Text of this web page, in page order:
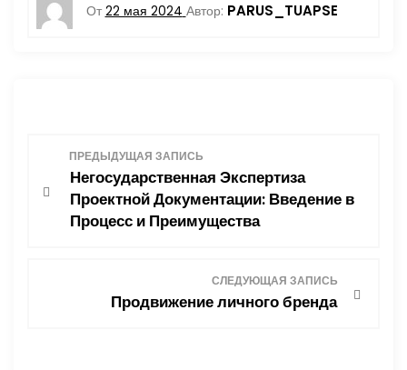
От 22 мая 2024 Автор: PARUS_TUAPSE
ПРЕДЫДУЩАЯ ЗАПИСЬ
Негосударственная Экспертиза
Проектной Документации: Введение в
Процесс и Преимущества
СЛЕДУЮЩАЯ ЗАПИСЬ
Продвижение личного бренда